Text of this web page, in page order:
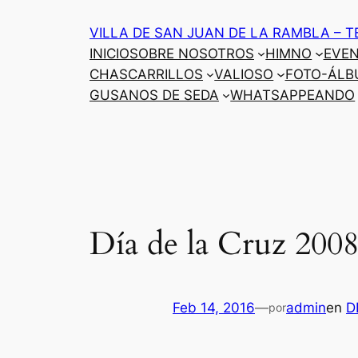
VILLA DE SAN JUAN DE LA RAMBLA –
INICIOSOBRE NOSOTROS HIMNO
CHASCARRILLOS
VALIOSO FOTO-
GUSANOS DE SEDA
WHATSAPPEANDO
Día de la Cruz
Feb 14, 2016—poradminen